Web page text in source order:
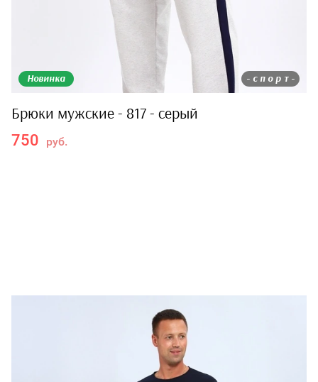
Новинка - с п о р т -
Брюки мужские - 817 - серый
750 руб.